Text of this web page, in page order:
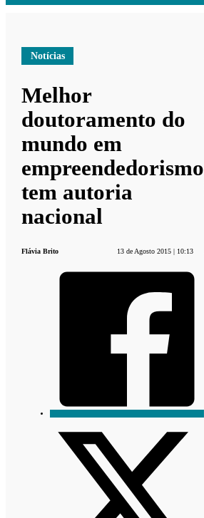
Notícias
Melhor
doutoramento do
mundo em
empreendedorismo
tem autoria
nacional
Flávia Brito 13 de Agosto 2015 | 10:13